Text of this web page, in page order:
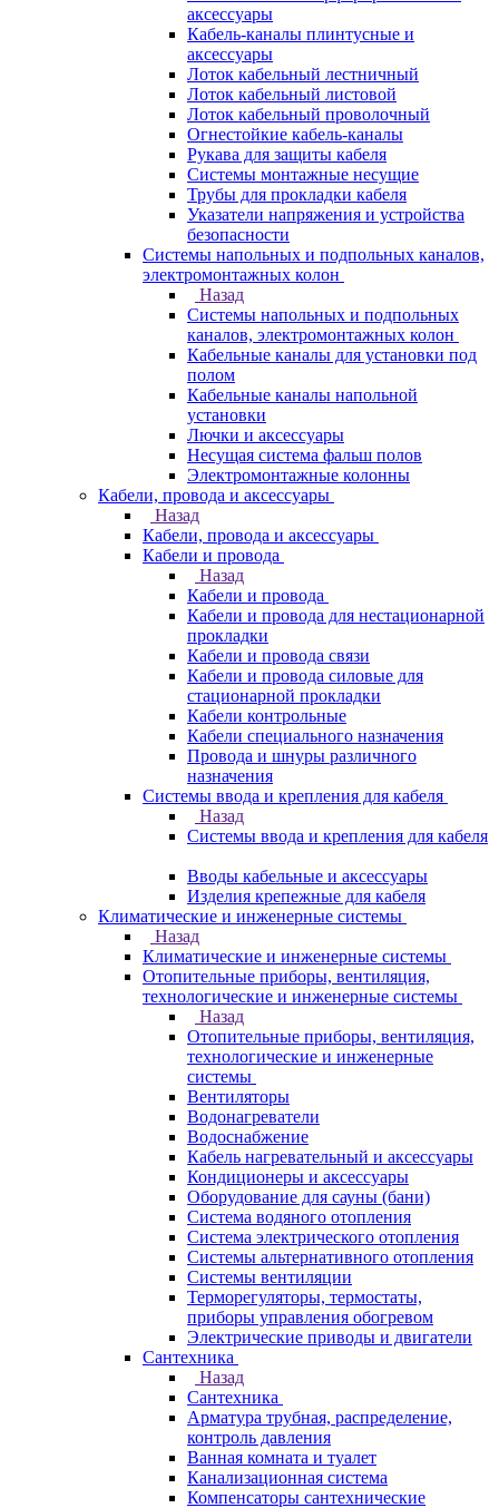
аксессуары
Кабель-каналы плинтусные и
аксессуары
Лоток кабельный лестничный
Лоток кабельный листовой
Лоток кабельный проволочный
Огнестойкие кабель-каналы
Рукава для защиты кабеля
Системы монтажные несущие
Трубы для прокладки кабеля
Указатели напряжения и устройства
безопасности
Системы напольных и подпольных каналов,
электромонтажных колон
Назад
Системы напольных и подпольных
каналов, электромонтажных колон
Кабельные каналы для установки под
полом
Кабельные каналы напольной
установки
Лючки и аксессуары
Несущая система фальш полов
Электромонтажные колонны
Кабели, провода и аксессуары
Назад
Кабели, провода и аксессуары
Кабели и провода
Назад
Кабели и провода
Кабели и провода для нестационарной
прокладки
Кабели и провода связи
Кабели и провода силовые для
стационарной прокладки
Кабели контрольные
Кабели специального назначения
Провода и шнуры различного
назначения
Системы ввода и крепления для кабеля
Назад
Системы ввода и крепления для кабеля
Вводы кабельные и аксессуары
Изделия крепежные для кабеля
Климатические и инженерные системы
Назад
Климатические и инженерные системы
Отопительные приборы, вентиляция,
технологические и инженерные системы
Назад
Отопительные приборы, вентиляция,
технологические и инженерные
системы
Вентиляторы
Водонагреватели
Водоснабжение
Кабель нагревательный и аксессуары
Кондиционеры и аксессуары
Оборудование для сауны (бани)
Система водяного отопления
Система электрического отопления
Системы альтернативного отопления
Системы вентиляции
Терморегуляторы, термостаты,
приборы управления обогревом
Электрические приводы и двигатели
Сантехника
Назад
Сантехника
Арматура трубная, распределение,
контроль давления
Ванная комната и туалет
Канализационная система
Компенсаторы сантехнические